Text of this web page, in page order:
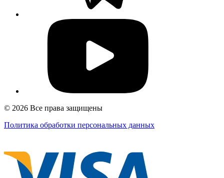
© 2026 Все права защищены
Политика обработки персональных данных